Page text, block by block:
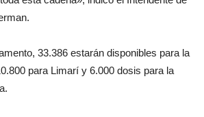
33.386 estarán disponibles para la
para Limarí y 6.000 dosis para la